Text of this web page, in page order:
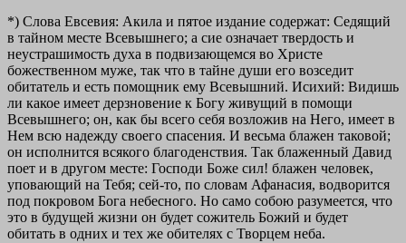
*) Слова Евсевия: Акила и пятое издание содержат: Седящий
в тайном месте Всевышнего; a cиe означает твердость и
неустрашимость духа в подвизающемся во Христе
божественном муже, так что в тайне души его возседит
обитатель и есть помощник ему Всевышний. Исихий: Видишь
ли какое имеет дерзновение к Богу живущий в помощи
Всевышнего; он, как бы всего себя возложив на Него, имеет в
Нем всю надежду своего спасения. И весьма блажен таковой;
он исполнится всякого благоденствия. Так блаженный Давид
поет и в другом месте: Господи Боже сил! блажен человек,
уповающий на Тебя; сей-то, по словам Афанасия, водворится
под покровом Бога небесного. Но само собою разумеется, что
это в будущей жизни он будет сожитель Божий и будет
обитать в одних и тех же обителях с Творцем неба.